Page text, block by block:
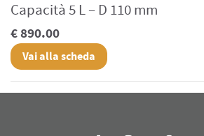
Capacità 5 L – D 110 mm
€ 890.00
Vai alla scheda